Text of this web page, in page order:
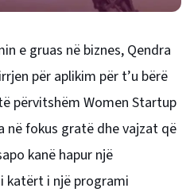
e gruas në biznes, Qendra
për aplikim për t’u bërë
përvitshëm Women Startup
në fokus gratë dhe vajzat që
kanë hapur një
katërt i një programi